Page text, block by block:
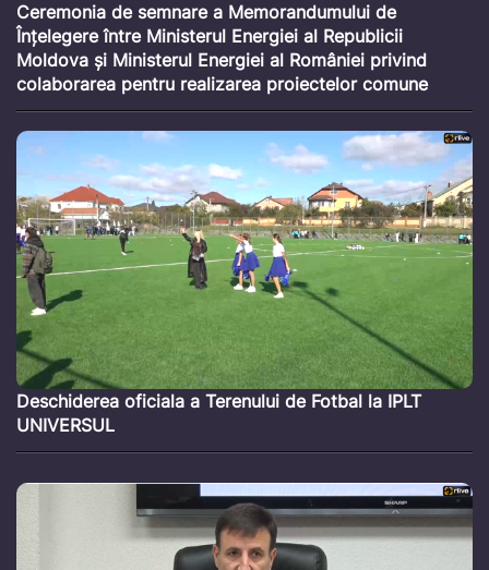
Ceremonia de semnare a Memorandumului de
Înțelegere între Ministerul Energiei al Republicii
Moldova și Ministerul Energiei al României privind
colaborarea pentru realizarea proiectelor comune
Deschiderea oficiala a Terenului de Fotbal la IPLT
UNIVERSUL